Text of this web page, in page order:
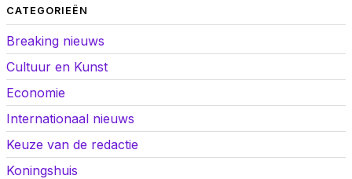
CATEGORIEËN
Breaking nieuws
Cultuur en Kunst
Economie
Internationaal nieuws
Keuze van de redactie
Koningshuis